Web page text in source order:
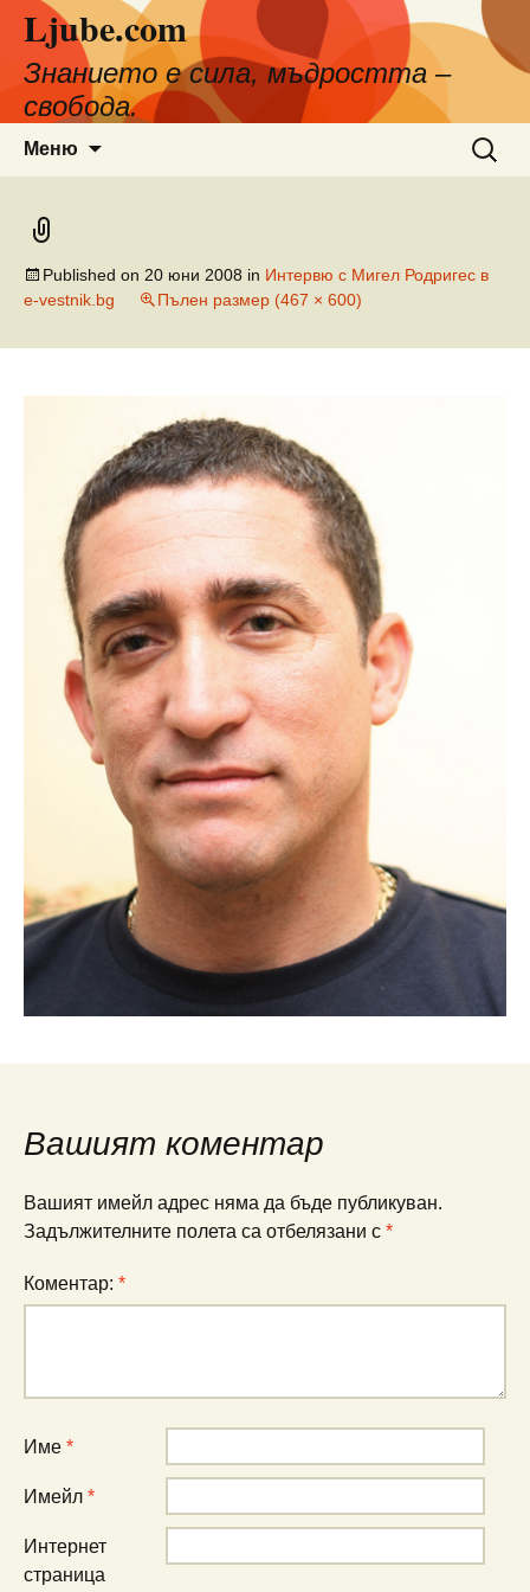
съдържанието
Ljube.com
Знанието е сила, мъдростта –
свобода.
Меню
за:
Published on 20 юни 2008 in Интервю с Мигел Родригес в
e-vestnik.bg
Пълен размер (467 × 600)
Вашият коментар
Вашият имейл адрес няма да бъде публикуван.
Задължителните полета са отбелязани с *
Коментар: *
Име *
Имейл *
Интернет
страница